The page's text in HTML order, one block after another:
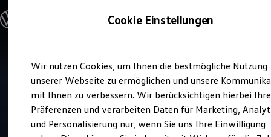
Hauptinhalt
springen
Footer
springen
Modelle und Konfigurator
Modelle vergleichen
Elektroautos
ENERGY Sondermodelle
Nutzfahrzeuge
SUV und CUV
Familienautos
Kombis
Kompaktwagen
Service
Herting und Otter
Automobile
4.9|151 Bewertungen
Cookie Einstellungen
Wir nutzen Cookies, um Ihnen die bestmögliche Nutzung
unserer Webseite zu ermöglichen und unsere
mit Ihnen zu verbessern. Wir berücksichtigen hierbei Ihre
Präferenzen und verarbeiten Daten für Marketing,
und Personalisierung nur, wenn Sie uns Ihre Einwilligung